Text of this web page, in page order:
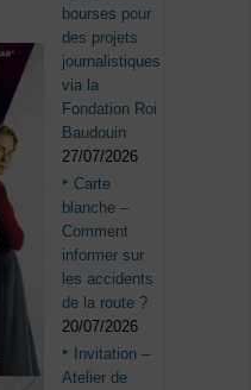
bourses pour
des projets
journalistiques
via la
Fondation Roi
Baudouin
27/07/2026
Carte
blanche –
Comment
informer sur
les accidents
de la route ?
20/07/2026
Invitation –
Atelier de